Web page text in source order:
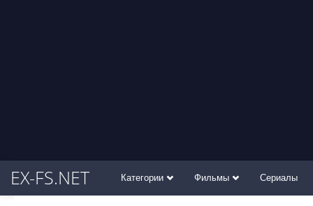
EX-FS.NET Категории Фильмы Сериалы